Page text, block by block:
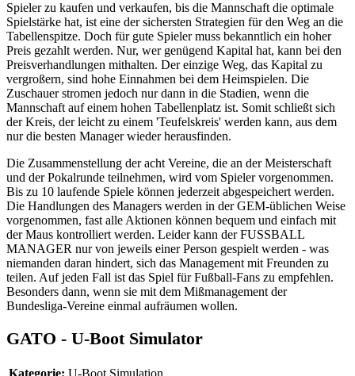
Spieler zu kaufen und verkaufen, bis die Mannschaft die optimale
Spielstärke hat, ist eine der sichersten Strategien für den Weg an die
Tabellenspitze. Doch für gute Spieler muss bekanntlich ein hoher
Preis gezahlt werden. Nur, wer genügend Kapital hat, kann bei den
Preisverhandlungen mithalten. Der einzige Weg, das Kapital zu
vergroßern, sind hohe Einnahmen bei dem Heimspielen. Die
Zuschauer stromen jedoch nur dann in die Stadien, wenn die
Mannschaft auf einem hohen Tabellenplatz ist. Somit schließt sich
der Kreis, der leicht zu einem 'Teufelskreis' werden kann, aus dem
nur die besten Manager wieder herausfinden.
Die Zusammenstellung der acht Vereine, die an der Meisterschaft
und der Pokalrunde teilnehmen, wird vom Spieler vorgenommen.
Bis zu 10 laufende Spiele können jederzeit abgespeichert werden.
Die Handlungen des Managers werden in der GEM-üblichen Weise
vorgenommen, fast alle Aktionen können bequem und einfach mit
der Maus kontrolliert werden. Leider kann der FUSSBALL
MANAGER nur von jeweils einer Person gespielt werden - was
niemanden daran hindert, sich das Management mit Freunden zu
teilen. Auf jeden Fall ist das Spiel für Fußball-Fans zu empfehlen.
Besonders dann, wenn sie mit dem Mißmanagement der
Bundesliga-Vereine einmal aufräumen wollen.
GATO - U-Boot Simulator
Kategorie: U-Boot Simulation